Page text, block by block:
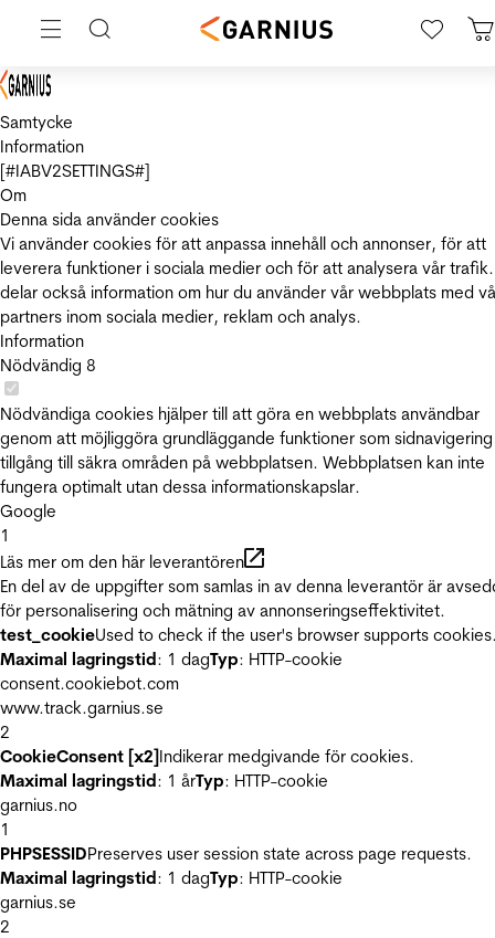
Samtycke
Information
[#IABV2SETTINGS#]
Om
Denna sida använder cookies
Vi använder cookies för att anpassa innehåll och annonser, för att
leverera funktioner i sociala medier och för att analysera vår
delar också information om hur du använder vår webbplats med
partners inom sociala medier, reklam och analys.
Information
Nödvändig 8
Nödvändiga cookies hjälper till att göra en webbplats användbar
genom att möjliggöra grundläggande funktioner som
tillgång till säkra områden på webbplatsen. Webbplatsen kan inte
fungera optimalt utan dessa informationskapslar.
Google
1
Läs mer om den här leverantören
En del av de uppgifter som samlas in av denna leverantör är
för personalisering och mätning av annonseringseffektivitet.
test_cookieUsed to check if the user's browser supports
Maximal lagringstid: 1 dagTyp: HTTP-cookie
consent.cookiebot.com
www.track.garnius.se
2
CookieConsent [x2]Indikerar medgivande för cookies.
Maximal lagringstid: 1 årTyp: HTTP-cookie
garnius.no
1
PHPSESSIDPreserves user session state across page requests.
Maximal lagringstid: 1 dagTyp: HTTP-cookie
garnius.se
2